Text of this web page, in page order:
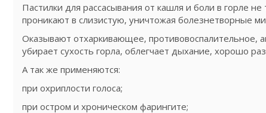
Пастилки для рассасывания от кашля и боли в горле
проникают в слизистую, уничтожая болезнетворные
Оказывают отхаркивающее, противовоспалительное,
убирает сухость горла, облегчает дыхание, хорошо
А так же применяются:
при охриплости голоса;
при остром и хроническом фарингите;